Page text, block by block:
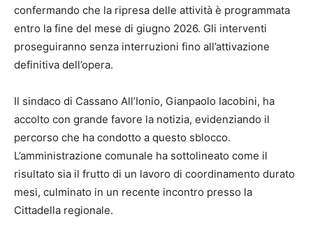
confermando che la ripresa delle attività è programmata
entro la fine del mese di giugno 2026. Gli interventi
proseguiranno senza interruzioni fino all’attivazione
definitiva dell’opera.
Il sindaco di Cassano All’Ionio, Gianpaolo Iacobini, ha
accolto con grande favore la notizia, evidenziando il
percorso che ha condotto a questo sblocco.
L’amministrazione comunale ha sottolineato come il
risultato sia il frutto di un lavoro di coordinamento durato
mesi, culminato in un recente incontro presso la
Cittadella regionale.